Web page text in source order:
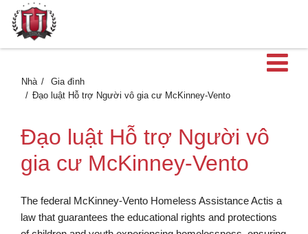
Nhà
Gia đình
Đạo luật Hỗ trợ Người vô gia cư McKinney-Vento
Đạo luật Hỗ trợ Người vô
gia cư McKinney-Vento
The federal McKinney-Vento Homeless Assistance Actis a
law that guarantees the educational rights and protections